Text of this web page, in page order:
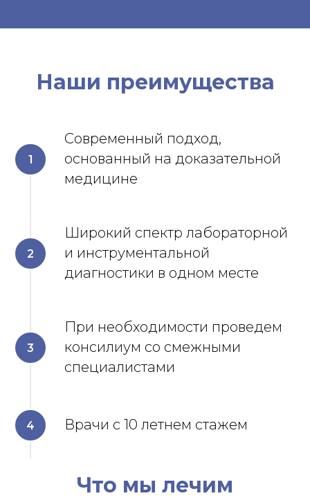
Наши преимущества
Современный подход,
основанный на доказательной
медицине
Широкий спектр лабораторной
и инструментальной
диагностики в одном месте
При необходимости проведем
консилиум со смежными
специалистами
Врачи с 10 летнем стажем
Что мы лечим